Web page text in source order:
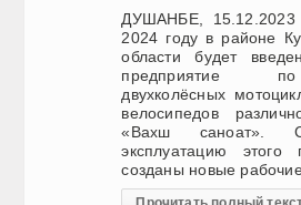
ДУШАНБЕ,
2024 году в районе
области будет
предприятие по
двухколёсных
велосипедов
«Вахш саноат».
эксплуатацию этого
созданы новые